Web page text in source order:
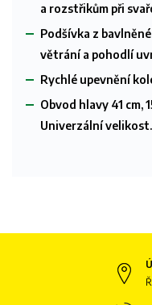
a rozstřikům při
Podšívka z
větrání a pohodlí
Rychlé upevnění
Obvod hlavy 41 cm,
Univerzální velikost.